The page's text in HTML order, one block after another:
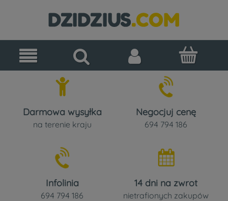
Darmowa wysyłka
na terenie kraju
Negocjuj cenę
694 794 186
Infolinia
694 794 186
14 dni na zwrot
nietrafionych zakupów